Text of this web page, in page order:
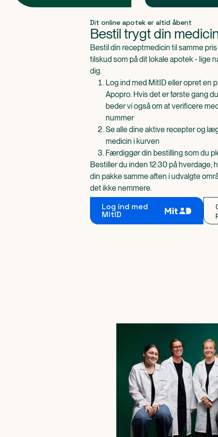
Dit online apotek er altid åbent
Bestil trygt din
Bestil din receptmedicin til samme
tilskud som på dit lokale apotek - lige
dig.
Log ind med MitID eller opret en
Apopro. Hvis det er første gang
beder vi også om at verificere
nummer
Se alle dine aktive recepter og
medicin i kurven
Færdiggør din bestilling som du
Bestiller du inden 12:30 på hverdage,
din pakke samme aften i udvalgte
det ikke nemmere.
Log ind med
MitID